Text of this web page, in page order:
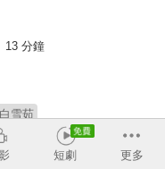
13 分鐘
白雪茹
短劇 更多